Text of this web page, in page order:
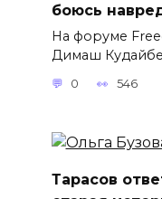
боюсь
На форуме
Димаш
0 546
Тарасов